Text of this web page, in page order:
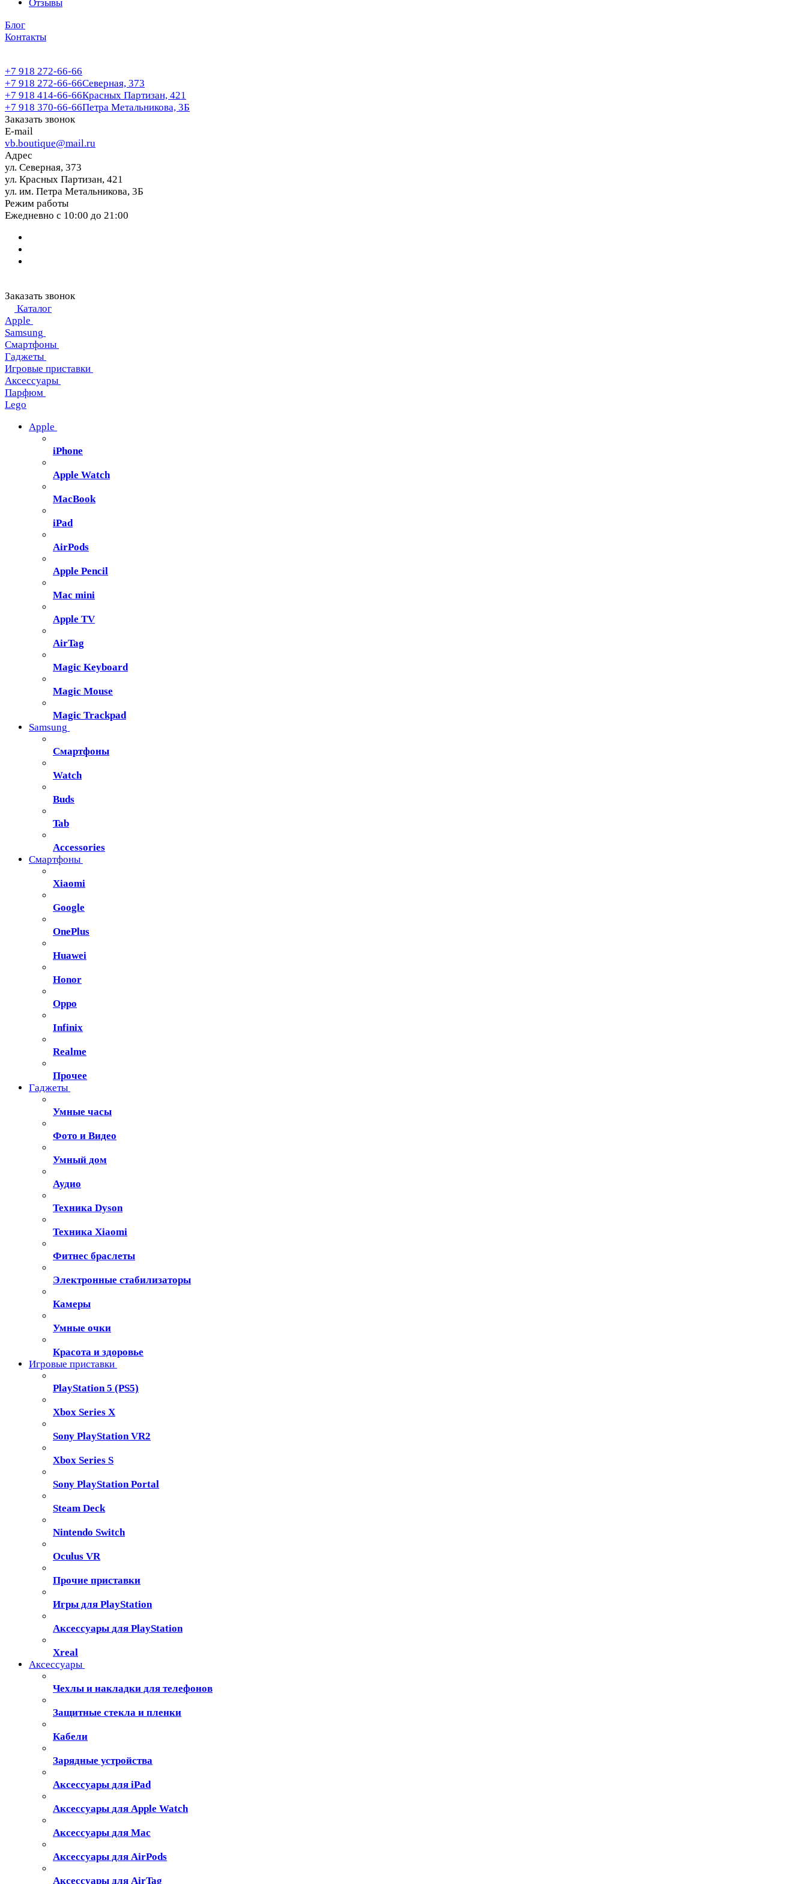
Отзывы
Блог
Контакты
+7 918 272-66-66
+7 918 272-66-66Северная, 373
+7 918 414-66-66Красных Партизан, 421
+7 918 370-66-66Петра Метальникова, 3Б
Заказать звонок
E-mail
vb.boutique@mail.ru
Адрес
ул. Северная, 373
ул. Красных Партизан, 421
ул. им. Петра Метальникова, 3Б
Режим работы
Ежедневно с 10:00 до 21:00
Заказать звонок
Каталог
Apple
Samsung
Смартфоны
Гаджеты
Игровые приставки
Аксессуары
Парфюм
Lego
Apple
iPhone
Apple Watch
MacBook
iPad
AirPods
Apple Pencil
Mac mini
Apple TV
AirTag
Magic Keyboard
Magic Mouse
Magic Trackpad
Samsung
Смартфоны
Watch
Buds
Tab
Accessories
Смартфоны
Xiaomi
Google
OnePlus
Huawei
Honor
Oppo
Infinix
Realme
Прочее
Гаджеты
Умные часы
Фото и Видео
Умный дом
Аудио
Техника Dyson
Техника Xiaomi
Фитнес браслеты
Электронные стабилизаторы
Камеры
Умные очки
Красота и здоровье
Игровые приставки
PlayStation 5 (PS5)
Xbox Series X
Sony PlayStation VR2
Xbox Series S
Sony PlayStation Portal
Steam Deck
Nintendo Switch
Oculus VR
Прочие приставки
Игры для PlayStation
Аксессуары для PlayStation
Xreal
Аксессуары
Чехлы и накладки для телефонов
Защитные стекла и пленки
Кабели
Зарядные устройства
Аксессуары для iPad
Аксессуары для Apple Watch
Аксессуары для Mac
Аксессуары для AirPods
Аксессуары для AirTag